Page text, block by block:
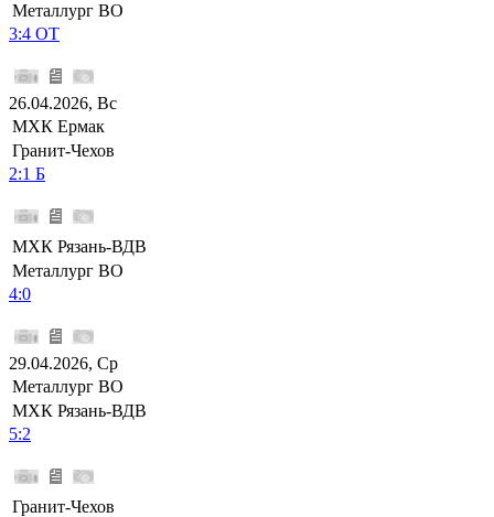
Металлург ВО
3:4 ОТ
26.04.2026, Вс
МХК Ермак
Гранит-Чехов
2:1 Б
МХК Рязань-ВДВ
Металлург ВО
4:0
29.04.2026, Ср
Металлург ВО
МХК Рязань-ВДВ
5:2
Гранит-Чехов